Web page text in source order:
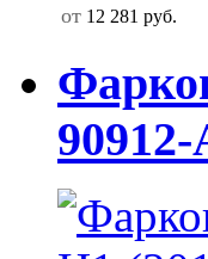
от 12 281 руб.
90912-